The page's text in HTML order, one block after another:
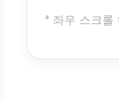
* 좌우 스크롤